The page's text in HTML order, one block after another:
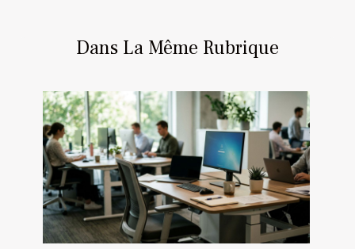
Dans La Même Rubrique